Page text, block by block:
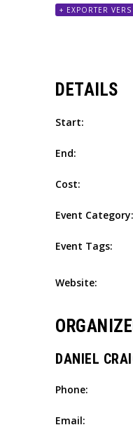
+ EXPORTER
DETAILS
Start:
End:
Cost:
Event Category:
Event Tags:
Website:
DANIEL
Phone:
Email: